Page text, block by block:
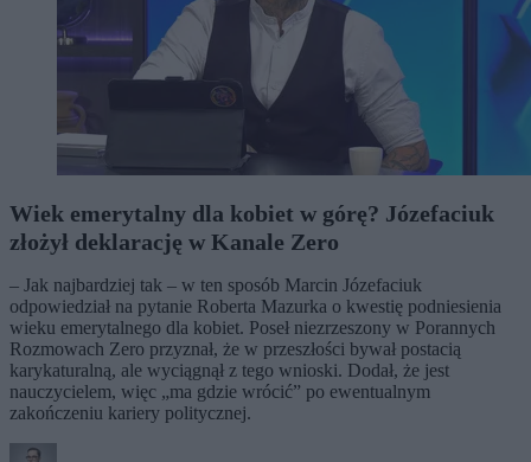
Wiek emerytalny dla kobiet w górę? Józefaciuk
złożył deklarację w Kanale Zero
– Jak najbardziej tak – w ten sposób Marcin Józefaciuk
odpowiedział na pytanie Roberta Mazurka o kwestię podniesienia
wieku emerytalnego dla kobiet. Poseł niezrzeszony w Porannych
Rozmowach Zero przyznał, że w przeszłości bywał postacią
karykaturalną, ale wyciągnął z tego wnioski. Dodał, że jest
nauczycielem, więc „ma gdzie wrócić” po ewentualnym
zakończeniu kariery politycznej.